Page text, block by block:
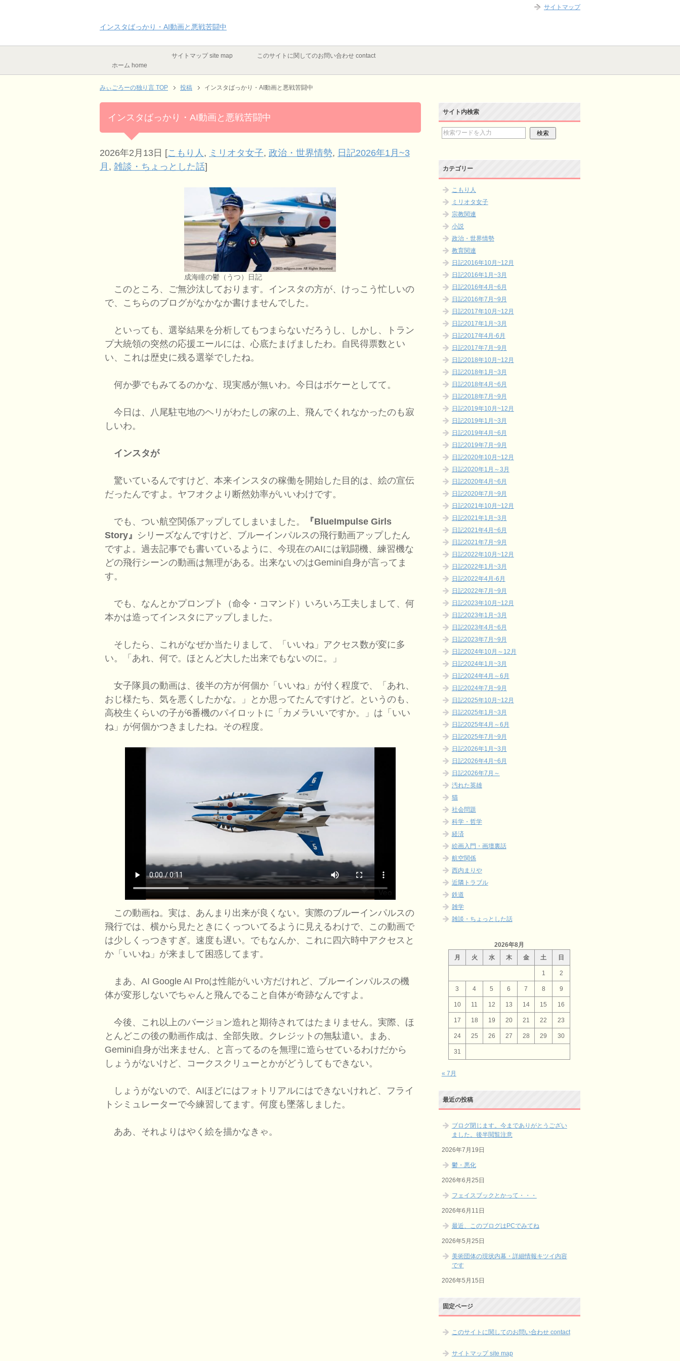
インスタばっかり・AI動画と悪戦苦闘中
ホーム home
サイトマップ site map このサイトに関してのお問い合わせ contact
みぃごろーの独り言 TOP 投稿 インスタばっかり・AI動画と悪戦苦闘中
インスタばっかり・AI動画と悪戦苦闘中
2026年2月13日 [こもり人 , ミリオタ女子, 政治・世界情勢, 日記2026年1月~3
月 , 雑談・ちょっとした話]
成海瞳の鬱（うつ）日記
このところ、ご無沙汰しております。インスタの方が、けっこう忙しいの
で、こちらのブログがなかなか書けませんでした。
といっても、選挙結果を分析してもつまらないだろうし、しかし、トラン
プ大統領の突然の応援エールには、心底たまげましたわ。自民得票数とい
い、これは歴史に残る選挙でしたね。
何か夢でもみてるのかな、現実感が無いわ。今日はボケーとしてて。
今日は、八尾駐屯地のヘリがわたしの家の上、飛んでくれなかったのも寂
しいわ。
インスタが
驚いているんですけど、本来インスタの稼働を開始した目的は、絵の宣伝
だったんですよ。ヤフオクより断然効率がいいわけです。
でも、つい航空関係アップしてしまいました。
『BlueImpulse Girls
Story』 シリーズなんですけど、ブルーインパルスの飛行動画アップしたん
ですよ。過去記事でも書いているように、今現在のAIには戦闘機、練習機な
どの飛行シーンの動画は無理がある。出来ないのはGemini自身が言ってま
す。
でも、なんとかプロンプト（命令・コマンド）いろいろ工夫しまして、何
本かは造ってインスタにアップしました。
そしたら、これがなぜか当たりまして、「いいね」アクセス数が変に多
い。「あれ、何で。ほとんど大した出来でもないのに。」
女子隊員の動画は、後半の方が何個か「いいね」が付く程度で、「あれ、
おじ様たち、気を悪くしたかな。」とか思ってたんですけど。というのも、
高校生くらいの子が6番機のパイロットに「カメラいいですか。」は「いい
ね」が何個かつきましたね。その程度。
この動画ね。実は、あんまり出来が良くない。実際のブルーインパルスの
飛行では、横から見たときにくっついてるように見えるわけで、この動画で
は少しくっつきすぎ。速度も遅い。でもなんか、これに四六時中アクセスと
か「いいね」が来まして困惑してます。
まあ、AI Google AI Proは性能がいい方だけれど、ブルーインパルスの機
体が変形しないでちゃんと飛んでること自体が奇跡なんですよ。
今後、これ以上のバージョン造れと期待されてはたまりません。実際、ほ
とんどこの後の動画作成は、全部失敗。クレジットの無駄遣い。まあ、
Gemini自身が出来ません、と言ってるのを無理に造らせているわけだから
しょうがないけど、コークスクリューとかがどうしてもできない。
しょうがないので、AIほどにはフォトリアルにはできないけれど、フライ
トシミュレーターで今練習してます。何度も墜落しました。
ああ、それよりはやく絵を描かなきゃ。
サイト内検索
カテゴリー
こもり人
ミリオタ女子
宗教関連
小説
政治・世界情勢
教育関連
日記2016年10月~12月
日記2016年1月~3月
日記2016年4月~6月
日記2016年7月~9月
日記2017年10月~12月
日記2017年1月~3月
日記2017年4月-6月
日記2017年7月~9月
日記2018年10月~12月
日記2018年1月~3月
日記2018年4月~6月
日記2018年7月~9月
日記2019年10月~12月
日記2019年1月~3月
日記2019年4月~6月
日記2019年7月~9月
日記2020年10月~12月
日記2020年1月～3月
日記2020年4月~6月
日記2020年7月~9月
日記2021年10月~12月
日記2021年1月~3月
日記2021年4月~6月
日記2021年7月~9月
日記2022年10月~12月
日記2022年1月~3月
日記2022年4月-6月
日記2022年7月~9月
日記2023年10月~12月
日記2023年1月~3月
日記2023年4月~6月
日記2023年7月~9月
日記2024年10月～12月
日記2024年1月~3月
日記2024年4月～6月
日記2024年7月~9月
日記2025年10月~12月
日記2025年1月~3月
日記2025年4月～6月
日記2025年7月~9月
日記2026年1月~3月
日記2026年4月~6月
日記2026年7月～
汚れた英雄
猫
社会問題
科学・哲学
経済
絵画入門・画壇裏話
航空関係
西内まりや
近隣トラブル
鉄道
雑学
雑談・ちょっとした話
2026年8月
月
火 水 木 金 土 日
1 2
3 4 5 6 7 8 9
10 11 12 13 14 15 16
17 18 19 20 21 22 23
24 25 26 27 28 29 30
31
« 7月
最近の投稿
ブログ閉じます。今までありがとうござい
ました。後半閲覧注意
2026年7月19日
鬱・悪化
2026年6月25日
フェイスブックとかって・・・
2026年6月11日
最近、このブログはPCでみてね
2026年5月25日
美術団体の現状内幕・詳細情報キツイ内容
です
2026年5月15日
固定ページ
このサイトに関してのお問い合わせ contact
サイトマップ site map
サイトマップ